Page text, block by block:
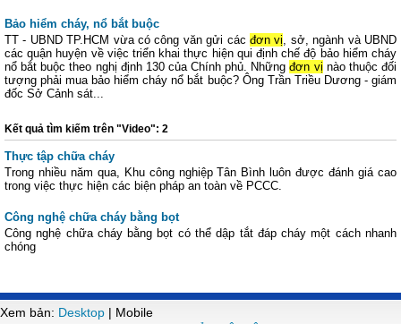
Bảo hiểm cháy, nổ bắt buộc
TT - UBND TP.HCM vừa có công văn gửi các đơn vị, sở, ngành và UBND
các quận huyện về việc triển khai thực hiện qui định chế độ bảo hiểm cháy
nổ bắt buộc theo nghị định 130 của Chính phủ. Nhữngđơn vị nào thuộc đối
tượng phải mua bảo hiểm cháy nổ bắt buộc? Ông Trần Triều Dương - giám
đốc Sở Cảnh sát...
Kết quả tìm kiếm trên "Video": 2
Thực tập chữa cháy
Trong nhiều năm qua, Khu công nghiệp Tân Bình luôn được đánh giá cao
trong việc thực hiện các biện pháp an toàn về PCCC.
Công nghệ chữa cháy bằng bọt
Công nghệ chữa cháy bằng bọt có thể dập tắt đáp cháy một cách nhanh
chóng
Xem bản: Desktop | Mobile